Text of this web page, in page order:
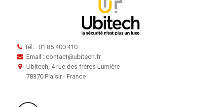
Tél. : 01 85 400 410
Email : contact@ubitech.fr
Ubitech, 4 rue des frères Lumière
78370 Plaisir - France